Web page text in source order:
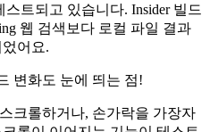
트되고 있습니다. Insider 빌드
웹 검색보다 로컬 파일 결과
어요.
변화도 눈에 띄는 점!
크롤하거나, 손가락을 가장자